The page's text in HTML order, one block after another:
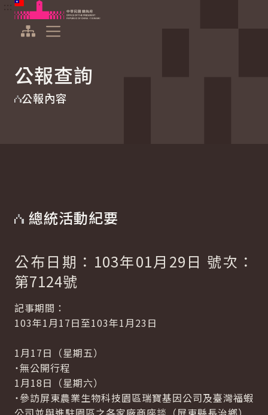
跳到主要內容
中華民國總統府
公報查詢
公報內容
總統活動紀要
公布日期：103年01月29日 號次：
第7124號
記事期間：
103年1月17日至103年1月23日
1月17日（星期五）
˙無公開行程
1月18日（星期六）
˙參訪屏東農業生物科技園區瑞寶基因公司及臺灣福蝦